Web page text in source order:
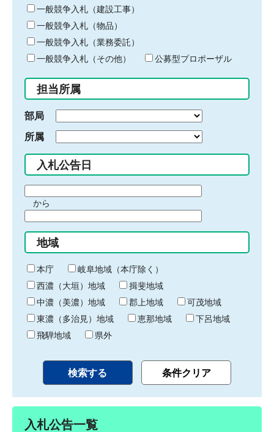
キ
ー
ワ
ー
ド
入
力
一般競争入札（建設工事）
一般競争入札（物品）
一般競争入札（業務委託）
一般競争入札（その他）
公募型プロポーザル
担当所属
部局
所属
入札公告日
間
始
り
から
間
終
わ
り
地域
本庁
岐阜地域（本庁除く）
西濃（大垣）地域
揖斐地域
中濃（美濃）地域
郡上地域
可茂地域
東濃（多治見）地域
恵那地域
下呂地域
飛騨地域
県外
入札公告一覧